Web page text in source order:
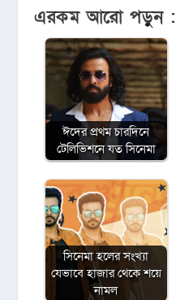
এরকম আরো পড়ুন :
ঈদের প্রথম চারদিনে
টেলিভিশনে যত সিনেমা
সিনেমা হলের সংখ্যা
যেভাবে হাজার থেকে শয়ে
নামল